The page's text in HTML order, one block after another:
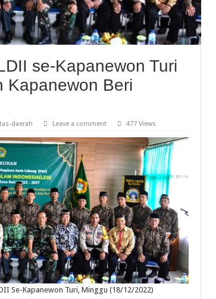
se-Kapanewon Turi
Kapanewon Beri
daerah Leave a comment 477 Views
Se-Kapanewon Turi, Minggu (18/12/2022)